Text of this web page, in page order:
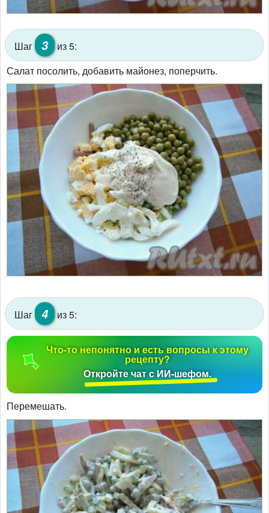
Шаг 3
из 5:
Салат посолить, добавить майонез, поперчить.
Шаг 4 из 5:
Что-то непонятно и есть вопросы к этому
рецепту?
Откройте чат с ИИ-шефом.
Перемешать.